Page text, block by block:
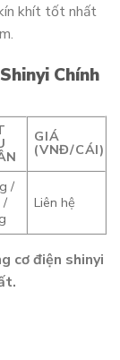
khít tốt nhất
Chính
GIÁ
(VNĐ/CÁI)
/
/
Liên hệ
cơ điện shinyi